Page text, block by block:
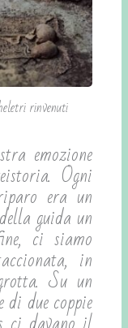
rinvenuti
emozione
Ogni
era un
guida un
ci siamo
in
Su un
due coppie